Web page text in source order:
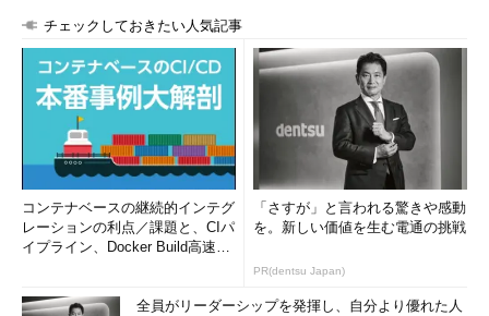
チェックしておきたい人気記事
コンテナベースの継続的インテグ
レーションの利点／課題と、CIパ
イプライン、Docker Build高速化
「さすが」と言われる驚きや感動
を。新しい価値を生む電通の挑戦
PR(dentsu Japan)
全員がリーダーシップを発揮し、自分より優れた人